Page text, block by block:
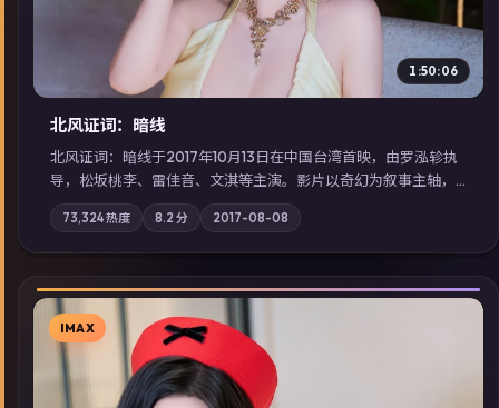
1:50:06
北风证词：暗线
北风证词：暗线于2017年10月13日在中国台湾首映，由罗泓轸执
导，松坂桃李、雷佳音、文淇等主演。影片以奇幻为叙事主轴，
旧案重提，真相与谎言在同一条时间线上交锋；摄影与配乐强化
地域气质；站内亦可通过「国产免费观看高清电视剧在线看」延
展检索同类型高分佳作，畅享高清在线追剧体验。
73,324热度 8.2 分 2017-08-08
IMAX